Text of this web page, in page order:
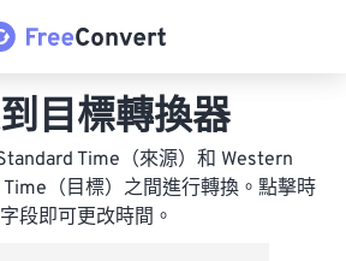
目標轉換器
Time（來源）和 Western
（目標）之間進行轉換。點擊時
段即可更改時間。